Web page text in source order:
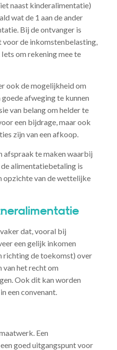
naast kinderalimentatie)
wat de 1 aan de ander
Bij de ontvanger is
de inkomstenbelasting,
om rekening mee te
ook de mogelijkheid om
afweging te kunnen
van belang om helder te
een bijdrage, maar ook
zijn van een afkoop.
afspraak te maken waarbij
alimentatiebetaling is
opzichte van de wettelijke
dat, vooral bij
een gelijk inkomen
richting de toekomst) over
van het recht om
Ook dit kan worden
een convenant.
Een
goed uitgangspunt voor